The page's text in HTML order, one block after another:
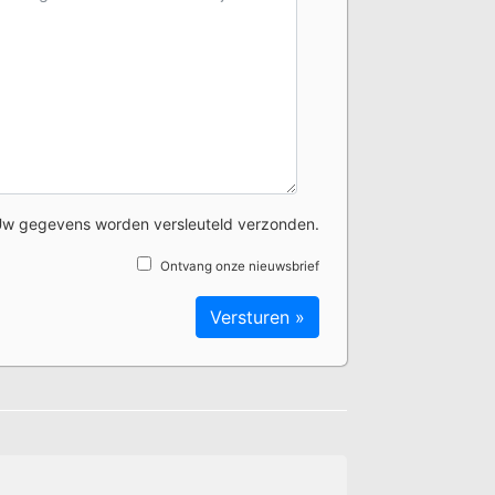
gegevens worden versleuteld verzonden.
Ontvang onze nieuwsbrief